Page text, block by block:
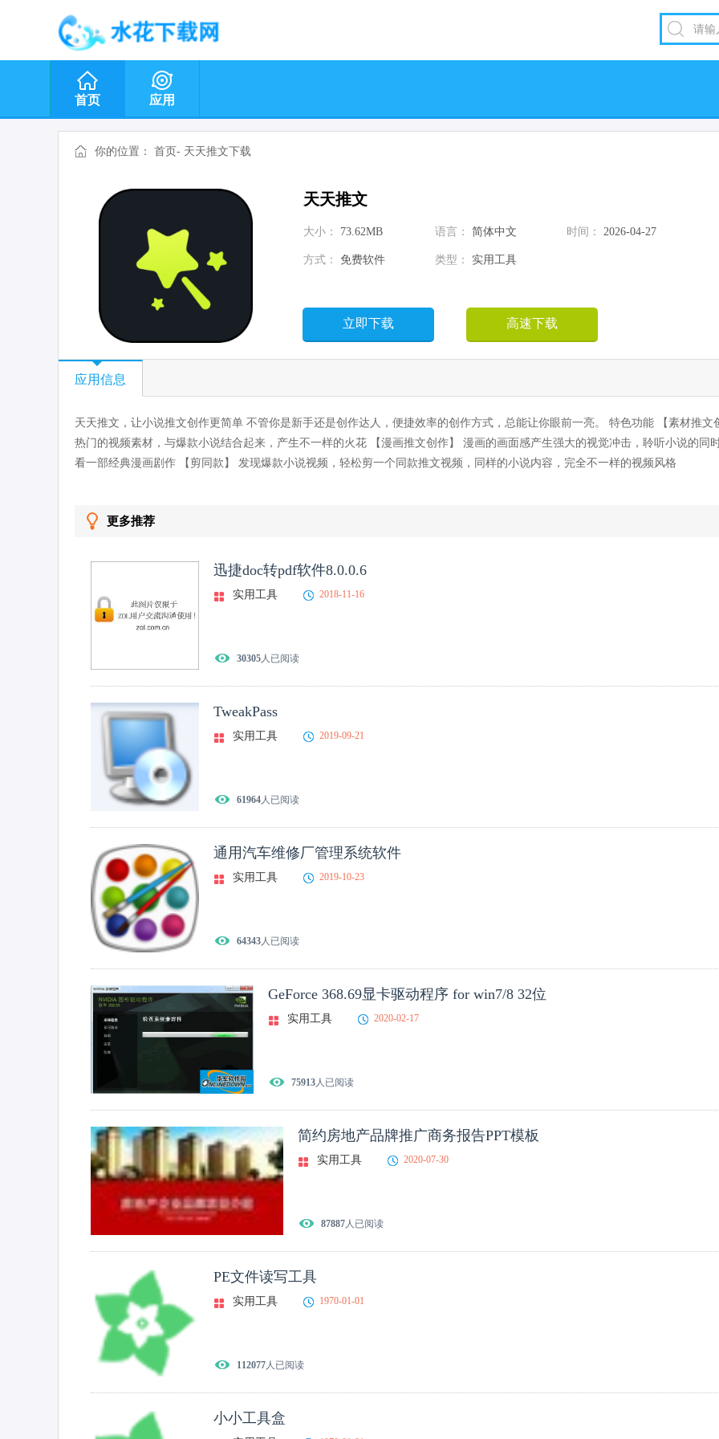
首页 应用
你的位置： 首页 - 天天推文下载
天天推文
大小： 73.62MB 语言： 简体中文 时间： 2026-04-27
方式： 免费软件 类型： 实用工具
立即下载 高速下载
应用信息
天天推文，让小说推文创作更简单 不管你是新手还是创作达人，便捷效率的创作方式，总能让你眼前一亮。 特色功能 【素材推文
热门的视频素材，与爆款小说结合起来，产生不一样的火花 【漫画推文创作】 漫画的画面感产生强大的视觉冲击，聆听小说的同
看一部经典漫画剧作 【剪同款】 发现爆款小说视频，轻松剪一个同款推文视频，同样的小说内容，完全不一样的视频风格
更多推荐
迅捷doc转pdf软件8.0.0.6
实用工具 2018-11-16
30305人已阅读
TweakPass
实用工具 2019-09-21
61964人已阅读
通用汽车维修厂管理系统软件
实用工具 2019-10-23
64343人已阅读
GeForce 368.69显卡驱动程序 for win7/8 32位
实用工具 2020-02-17
75913人已阅读
简约房地产品牌推广商务报告PPT模板
实用工具 2020-07-30
87887人已阅读
PE文件读写工具
实用工具 1970-01-01
112077人已阅读
小小工具盒